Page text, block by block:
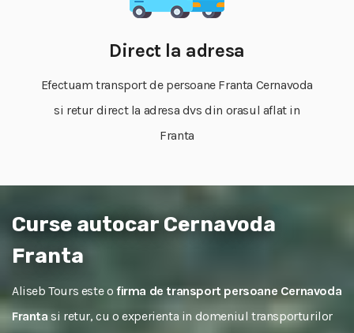
Direct la adresa
Efectuam transport de persoane Franta Cernavoda
si retur direct la adresa dvs din orasul aflat in
Franta
Curse autocar Cernavoda
Franta
Aliseb Tours este o firma de transport persoane Cernavoda
Franta si retur, cu o experienta in domeniul transporturilor